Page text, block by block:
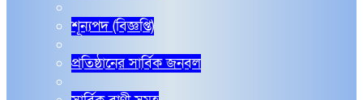
শূন্যপদ (বিজ্ঞপ্তি)
প্রতিষ্ঠানের সার্বিক জনবল